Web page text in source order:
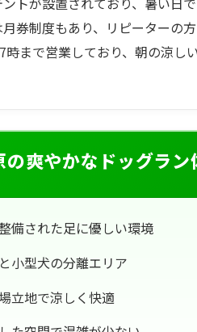
券制度もあり、リピーターの
時まで営業しており、朝の涼し
の爽やかなドッグラン
備された足に優しい環境
小型犬の分離エリア
立地で涼しく快適